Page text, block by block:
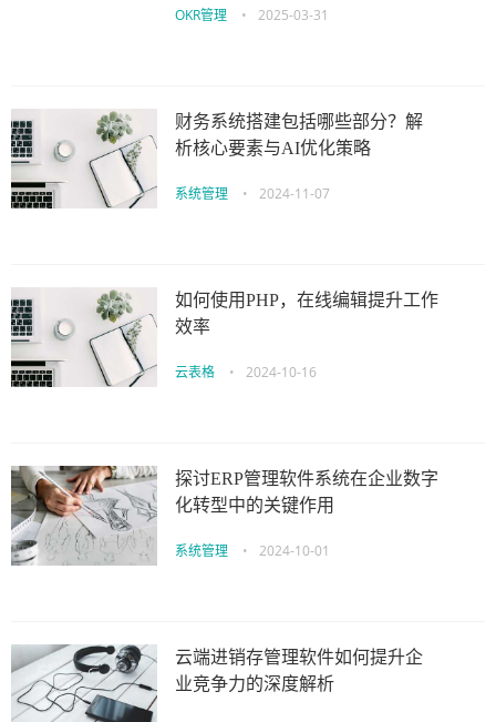
OKR管理 • 2025-03-31
财务系统搭建包括哪些部分？解
析核心要素与AI优化策略
系统管理 • 2024-11-07
如何使用PHP，在线编辑提升工作
效率
云表格 • 2024-10-16
探讨ERP管理软件系统在企业数字
化转型中的关键作用
系统管理 • 2024-10-01
云端进销存管理软件如何提升企
业竞争力的深度解析